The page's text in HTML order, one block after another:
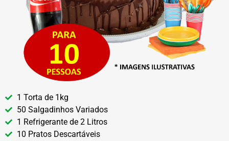
1 Torta de 1kg
50 Salgadinhos Variados
1 Refrigerante de 2 Litros
10 Pratos Descartáveis